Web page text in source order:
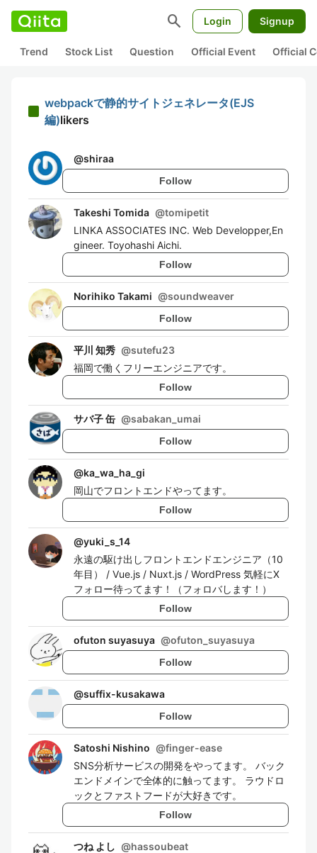
search Login Signup
Trend Stock List Question Official Event Official
webpackで静的サイトジェネレータ(EJS
編)likers
@shiraa
Follow
Takeshi Tomida @tomipetit
LINKA ASSOCIATES INC. Web Developper,En
gineer. Toyohashi Aichi.
Follow
Norihiko Takami @soundweaver
Follow
平川 知秀 @sutefu23
福岡で働くフリーエンジニアです。
Follow
サバ子 缶 @sabakan_umai
Follow
@ka_wa_ha_gi
岡山でフロントエンドやってます。
Follow
@yuki_s_14
永遠の駆け出しフロントエンドエンジニア（10
年目） / Vue.js / Nuxt.js / WordPress 気軽にX
フォロー待ってます！（フォロバします！）
Follow
ofuton suyasuya @ofuton_suyasuya
Follow
@suffix-kusakawa
Follow
Satoshi Nishino @finger-ease
SNS分析サービスの開発をやってます。 バック
エンドメインで全体的に触ってます。 ラウドロ
ックとファストフードが大好きです。
Follow
つね よし @hassoubeat